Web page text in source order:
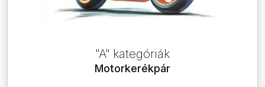
"A" kategóriák
Motorkerékpár